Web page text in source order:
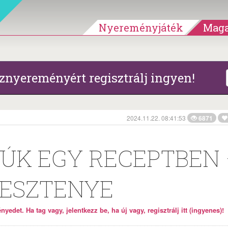
Nyereményjáték
regisztrálj ingyen!
2024.11.22. 08:41:53 6871
EGY
Ha tag vagy, jelentkezz be, ha új vagy, regisztrálj itt (ingyenes)!